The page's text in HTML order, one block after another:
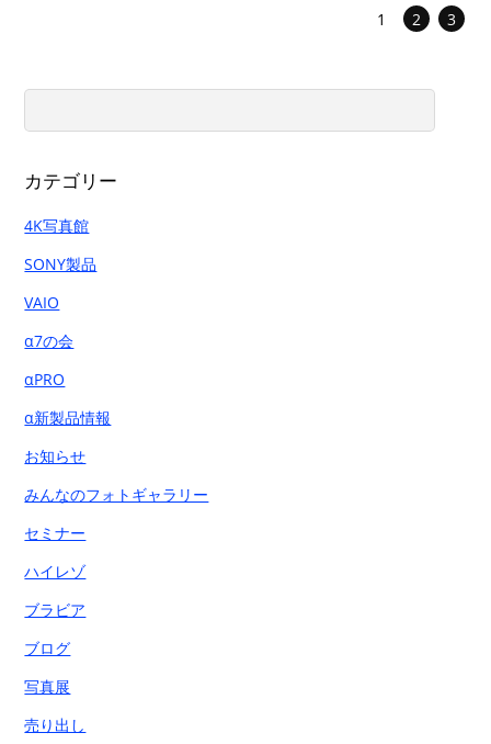
1 2 3
カテゴリー
4K写真館
SONY製品
VAIO
α7の会
αPRO
α新製品情報
お知らせ
みんなのフォトギャラリー
セミナー
ハイレゾ
ブラビア
ブログ
写真展
売り出し